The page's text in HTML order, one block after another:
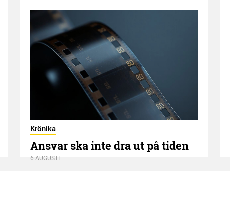
Krönika
Ansvar ska inte dra ut på tiden
6 AUGUSTI